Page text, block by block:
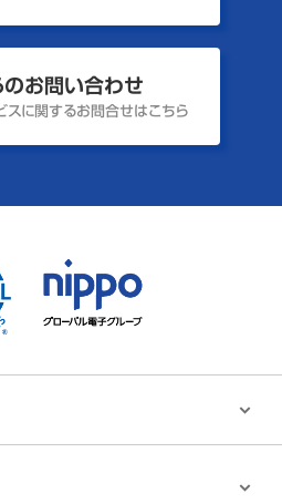
お問い合わせ
スに関するお問合せはこちら